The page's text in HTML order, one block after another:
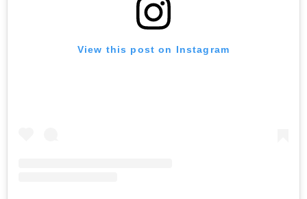
View this post on Instagram